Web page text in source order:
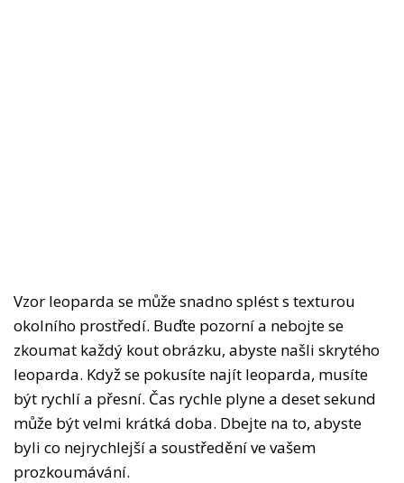
Vzor leoparda se může snadno splést s texturou
okolního prostředí. Buďte pozorní a nebojte se
zkoumat každý kout obrázku, abyste našli skrytého
leoparda. Když se pokusíte najít leoparda, musíte
být rychlí a přesní. Čas rychle plyne a deset sekund
může být velmi krátká doba. Dbejte na to, abyste
byli co nejrychlejší a soustředění ve vašem
prozkoumávání.